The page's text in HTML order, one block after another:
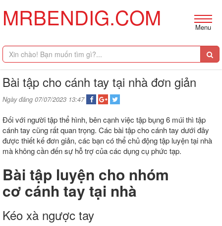
MRBENDIG.COM Menu
Bài tập cho cánh tay tại nhà đơn giản
Ngày đăng 07/07/2023 13:47
Đối với người tập thể hình, bên cạnh việc tập bụng 6 múi thì tập
cánh tay cũng rất quan trọng. Các bài tập cho cánh tay dưới đây
được thiết kế đơn giản, các bạn có thể chủ động tập luyện tại nhà
mà không cần đến sự hỗ trợ của các dụng cụ phức tạp.
Bài tập luyện cho nhóm
cơ cánh tay tại nhà
Kéo xà ngược tay